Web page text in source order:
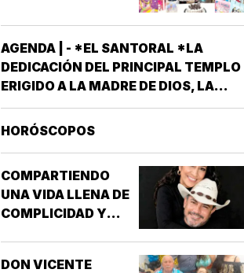
AGENDA | - *EL SANTORAL *LA
DEDICACIÓN DEL PRINCIPAL TEMPLO
ERIGIDO A LA MADRE DE DIOS, LA
GRAN BASÍLICA LIBERIANA DE SANTA
MARÍA LA MAYOR EN ROMA. NUESTRA
INGLATERRA *EL EVANGELIO
SEGÚN…
HORÓSCOPOS
COMPARTIENDO
UNA VIDA LLENA DE
COMPLICIDAD Y
DON VICENTE